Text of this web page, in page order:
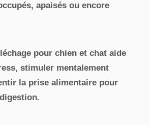
apaisés ou encore
pour chien et chat aide
stimuler mentalement
la prise alimentaire pour